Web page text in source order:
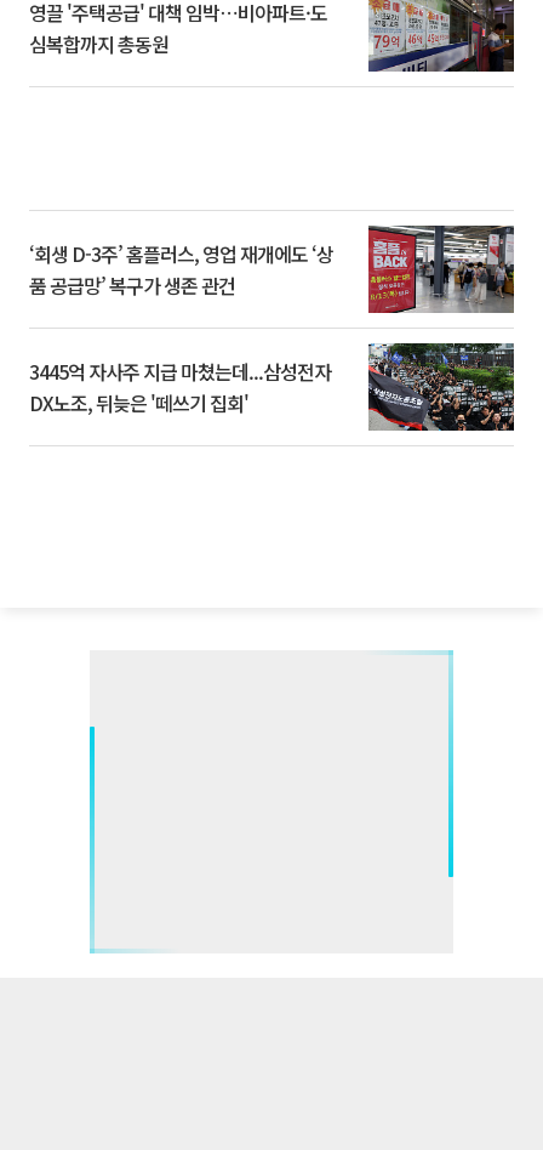
영끌 '주택공급' 대책 임박⋯비아파트·도
심복합까지 총동원
‘회생 D-3주’ 홈플러스, 영업 재개에도 ‘상
품 공급망’ 복구가 생존 관건
3445억 자사주 지급 마쳤는데...삼성전자
DX노조, 뒤늦은 '떼쓰기 집회'